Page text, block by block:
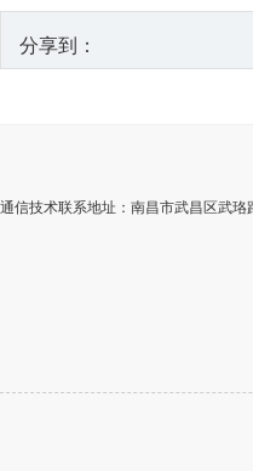
分享到：
通信技术联系地址：南昌市武昌区武珞